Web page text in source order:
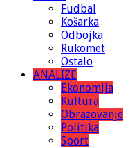
Fudbal
Košarka
Odbojka
Rukomet
Ostalo
ANALIZE
Ekonomija
Kultura
Obrazovanje
Politika
Sport